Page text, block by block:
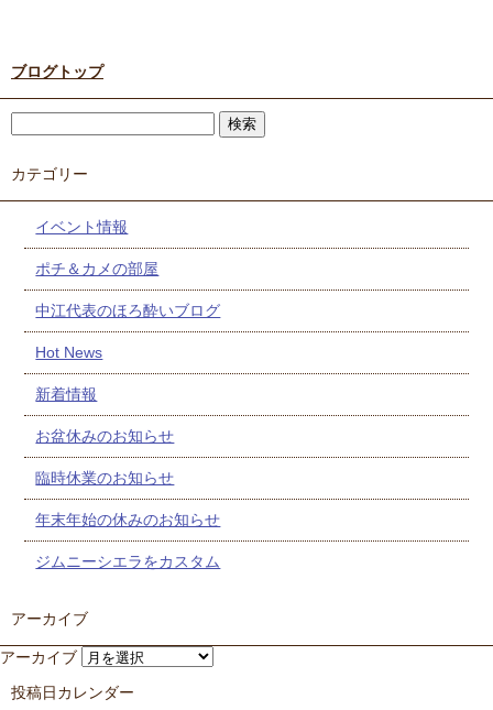
ブログトップ
カテゴリー
イベント情報
ポチ＆カメの部屋
中江代表のほろ酔いブログ
Hot News
新着情報
お盆休みのお知らせ
臨時休業のお知らせ
年末年始の休みのお知らせ
ジムニーシエラをカスタム
アーカイブ
アーカイブ
投稿日カレンダー